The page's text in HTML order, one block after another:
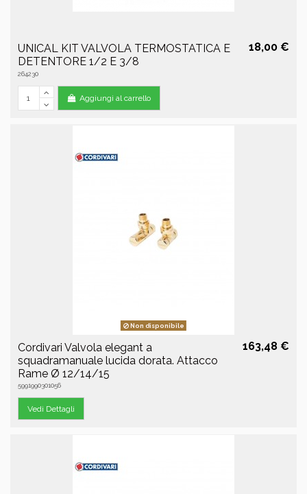
UNICAL KIT VALVOLA TERMOSTATICA E
DETENTORE 1/2 E 3/8
264230
18,00 €
Aggiungi al carrello
Non disponibile
Cordivari Valvola elegant a
squadramanuale lucida dorata. Attacco
Rame Ø 12/14/15
5991990301056
163,48 €
Vedi Dettagli